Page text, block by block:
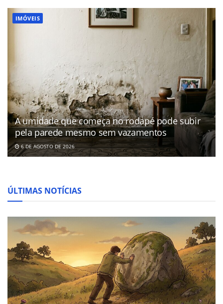
IMÓVEIS
A umidade que começa no rodapé pode subir
pela parede mesmo sem vazamentos
6 DE AGOSTO DE 2026
ÚLTIMAS NOTÍCIAS